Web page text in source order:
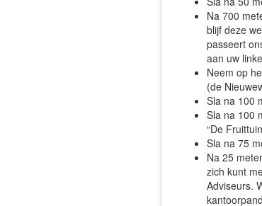
Na 700
blijf deze
passeert
aan uw
Neem op
(de
Sla na 100
Sla na 100
“De
Sla na 75
Na 25
zich kunt
Adviseurs.